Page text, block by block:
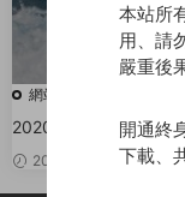
網站源碼
2020最新夢蝶直播系
物)，私密付費直播互
播購物系統，帶配置文
2020-03-27
本站所
用、請
嚴重後
開通終
下載、